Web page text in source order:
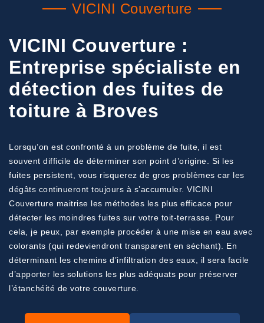
VICINI Couverture
VICINI Couverture :
Entreprise spécialiste en
détection des fuites de
toiture à Broves
Lorsqu’on est confronté à un problème de fuite, il est
souvent difficile de déterminer son point d’origine. Si les
fuites persistent, vous risquerez de gros problèmes car les
dégâts continueront toujours à s’accumuler. VICINI
Couverture maitrise les méthodes les plus efficace pour
détecter les moindres fuites sur votre toit-terrasse. Pour
cela, je peux, par exemple procéder à une mise en eau avec
colorants (qui redeviendront transparent en séchant). En
déterminant les chemins d’infiltration des eaux, il sera facile
d’apporter les solutions les plus adéquats pour préserver
l’étanchéité de votre couverture.